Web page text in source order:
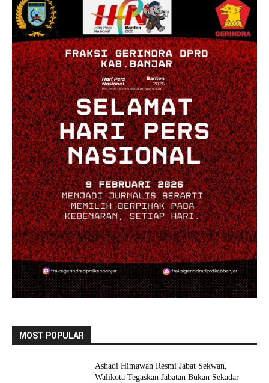
MOST POPULAR
Ashadi Himawan Resmi Jabat Sekwan,
Walikota Tegaskan Jabatan Bukan Sekadar